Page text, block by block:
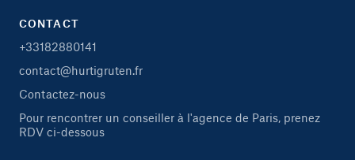
CONTACT
+33182880141
contact@hurtigruten.fr
Contactez-nous
Pour rencontrer un conseiller à l'agence de Paris, prenez
RDV ci-dessous